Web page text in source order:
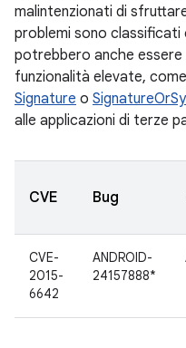
malintenzionati di
problemi sono
potrebbero anche
funzionalità elevate,
Signature o
alle applicazioni di terze
CVE Bug
CVE-
2015-
6642
ANDROID-
24157888*